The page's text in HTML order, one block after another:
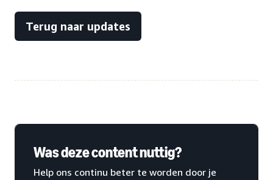
Terug naar updates
Was deze content nuttig?
Help ons continu beter te worden door je